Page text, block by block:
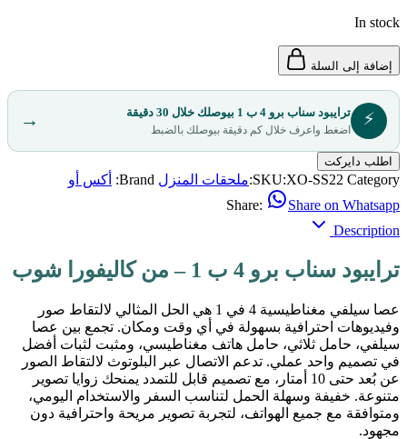
In stock
إضافة إلى السلة
⚡ ترايبود سناب برو 4 ب 1 بيوصلك خلال 30 دقيقة
اضغط واعرف خلال كم دقيقة بيوصلك بالضبط →
اطلب دايركت
SKU:XO-SS22 Category: ملحقات المنزل Brand:
أكس أو
Share:
Share on Whatsapp
Description
ترايبود سناب برو 4 ب 1 – من كاليفورا شوب
عصا سيلفي مغناطيسية 4 في 1 هي الحل المثالي لالتقاط صور
وفيديوهات احترافية بسهولة في أي وقت ومكان. تجمع بين عصا
سيلفي، حامل ثلاثي، حامل هاتف مغناطيسي، ومثبت لثبات أفضل
في تصميم واحد عملي. تدعم الاتصال عبر البلوتوث لالتقاط الصور
عن بُعد حتى 10 أمتار، مع تصميم قابل للتمدد يمنحك زوايا تصوير
متنوعة. خفيفة وسهلة الحمل لتناسب السفر والاستخدام اليومي،
ومتوافقة مع جميع الهواتف، لتجربة تصوير مريحة واحترافية دون
مجهود.